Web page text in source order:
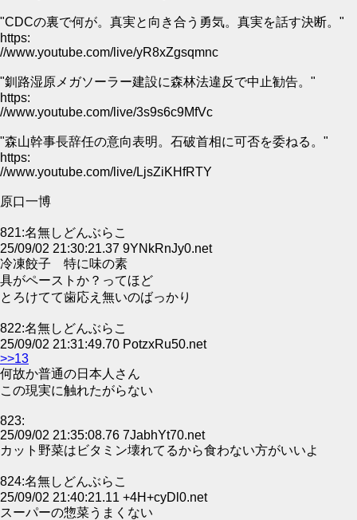
"CDCの裏で何が。真実と向き合う勇気。真実を話す決断。"
https:
//www.youtube.com/live/yR8xZgsqmnc
"釧路湿原メガソーラー建設に森林法違反で中止勧告。"
https:
//www.youtube.com/live/3s9s6c9MfVc
"森山幹事長辞任の意向表明。石破首相に可否を委ねる。"
https:
//www.youtube.com/live/LjsZiKHfRTY
原口一博
821:名無しどんぶらこ
25/09/02 21:30:21.37 9YNkRnJy0.net
冷凍餃子 特に味の素
具がペーストか？ってほど
とろけてて歯応え無いのばっかり
822:名無しどんぶらこ
25/09/02 21:31:49.70 PotzxRu50.net
>>13
何故か普通の日本人さん
この現実に触れたがらない
823:
25/09/02 21:35:08.76 7JabhYt70.net
カット野菜はビタミン壊れてるから食わない方がいいよ
824:名無しどんぶらこ
25/09/02 21:40:21.11 +4H+cyDl0.net
スーパーの惣菜うまくない